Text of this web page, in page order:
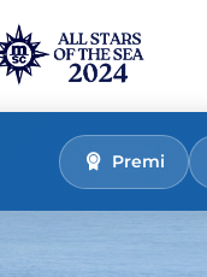
Premi